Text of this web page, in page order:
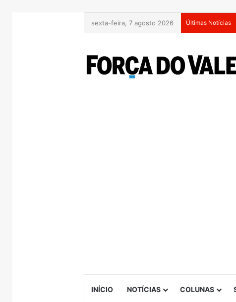
sexta-feira, 7 agosto 2026 Últimas Notícias
INÍCIO NOTÍCIAS COLUNAS